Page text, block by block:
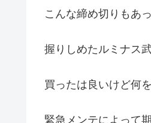
こんな締め切りもあ
握りしめたルミナス
買ったは良いけど何
緊急メンテによって